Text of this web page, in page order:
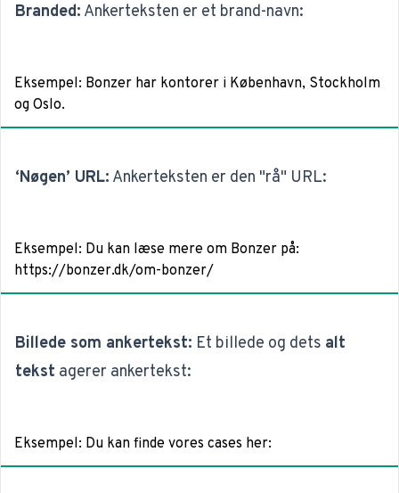
Branded: Ankerteksten er et brand-navn:
Eksempel: Bonzer har kontorer i København, Stockholm
og Oslo.
‘Nøgen’ URL: Ankerteksten er den "rå" URL:
Eksempel: Du kan læse mere om Bonzer på:
https://bonzer.dk/om-bonzer/
Billede som ankertekst: Et billede og dets alt
tekst agerer ankertekst:
Eksempel: Du kan finde vores cases her: